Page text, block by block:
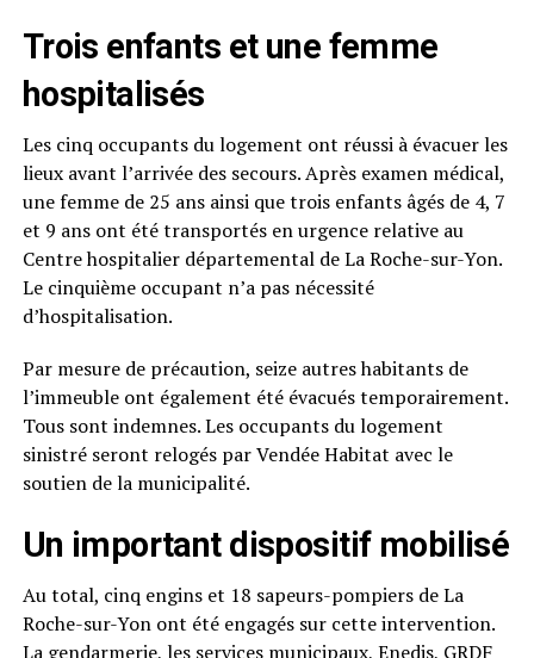
Trois enfants et une femme
hospitalisés
Les cinq occupants du logement ont réussi à évacuer les
lieux avant l’arrivée des secours. Après examen médical,
une femme de 25 ans ainsi que trois enfants âgés de 4, 7
et 9 ans ont été transportés en urgence relative au
Centre hospitalier départemental de La Roche-sur-Yon.
Le cinquième occupant n’a pas nécessité
d’hospitalisation.
Par mesure de précaution, seize autres habitants de
l’immeuble ont également été évacués temporairement.
Tous sont indemnes. Les occupants du logement
sinistré seront relogés par Vendée Habitat avec le
soutien de la municipalité.
Un important dispositif mobilisé
Au total, cinq engins et 18 sapeurs-pompiers de La
Roche-sur-Yon ont été engagés sur cette intervention.
La gendarmerie, les services municipaux, Enedis, GRDF